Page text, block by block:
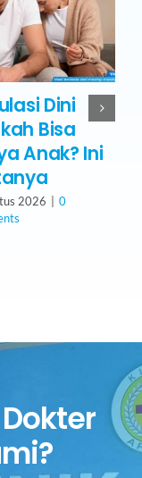
Dini
Bisa
Anak? Ini
2026
0